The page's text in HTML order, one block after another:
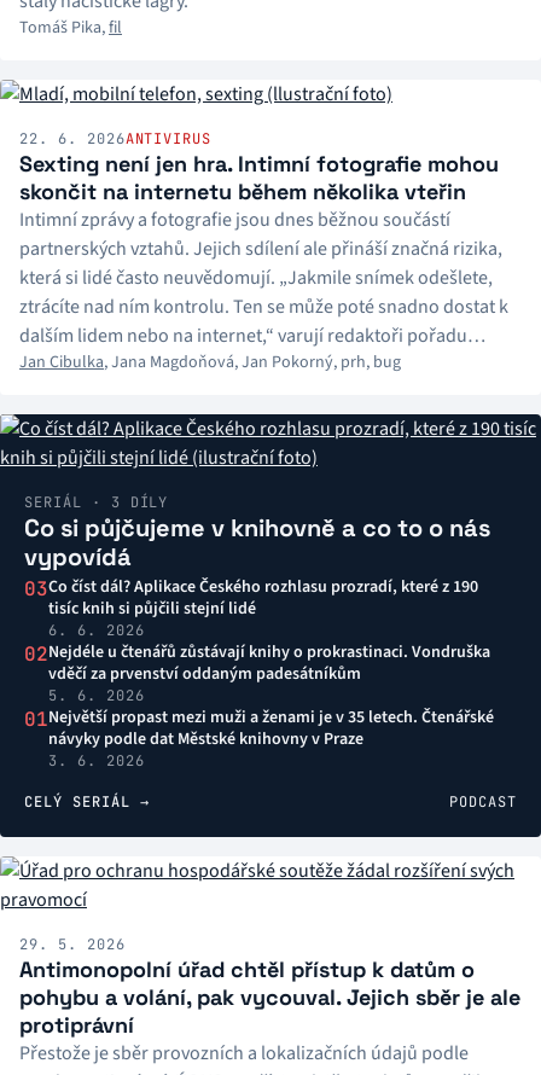
Tomáš Pika,fil
22. 6. 2026ANTIVIRUS
Sexting není jen hra. Intimní fotografie mohou
skončit na internetu během několika vteřin
Intimní zprávy a fotografie jsou dnes běžnou součástí
partnerských vztahů. Jejich sdílení ale přináší značná rizika,
která si lidé často neuvědomují. „Jakmile snímek odešlete,
ztrácíte nad ním kontrolu. Ten se může poté snadno dostat k
dalším lidem nebo na internet,“ varují redaktoři pořadu
Antivirus.
Jan Cibulka,Jana Magdoňová,Jan Pokorný, prh, bug
SERIÁL · 3 DÍLY
Co si půjčujeme v knihovně a co to o nás
vypovídá
03Co číst dál? Aplikace Českého rozhlasu prozradí, které z 190
tisíc knih si půjčili stejní lidé
6. 6. 2026
02Nejdéle u čtenářů zůstávají knihy o prokrastinaci. Vondruška
vděčí za prvenství oddaným padesátníkům
5. 6. 2026
01Největší propast mezi muži a ženami je v 35 letech. Čtenářské
návyky podle dat Městské knihovny v Praze
3. 6. 2026
CELÝ SERIÁL → PODCAST
29. 5. 2026
Antimonopolní úřad chtěl přístup k datům o
pohybu a volání, pak vycouval. Jejich sběr je ale
protiprávní
Přestože je sběr provozních a lokalizačních údajů podle